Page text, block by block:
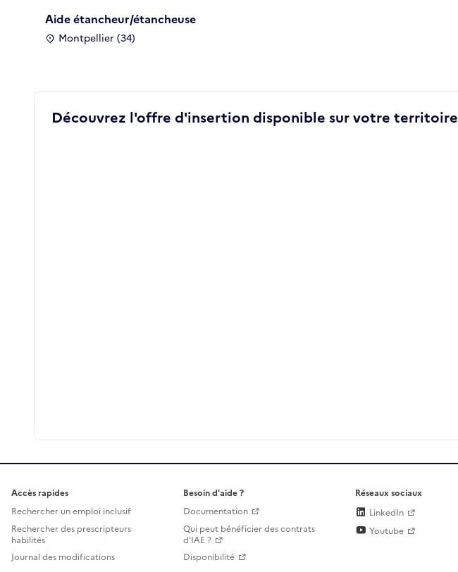
Aide étancheur/étancheuse
Montpellier (34)
Découvrez l'offre d'insertion disponible sur votre territoire
Accès rapides
Rechercher un emploi inclusif
Rechercher des prescripteurs
habilités
Journal des modifications
Besoin d'aide ?
Documentation
Qui peut bénéficier des contrats
d'IAE ?
Disponibilité
Réseaux sociaux
LinkedIn
Youtube